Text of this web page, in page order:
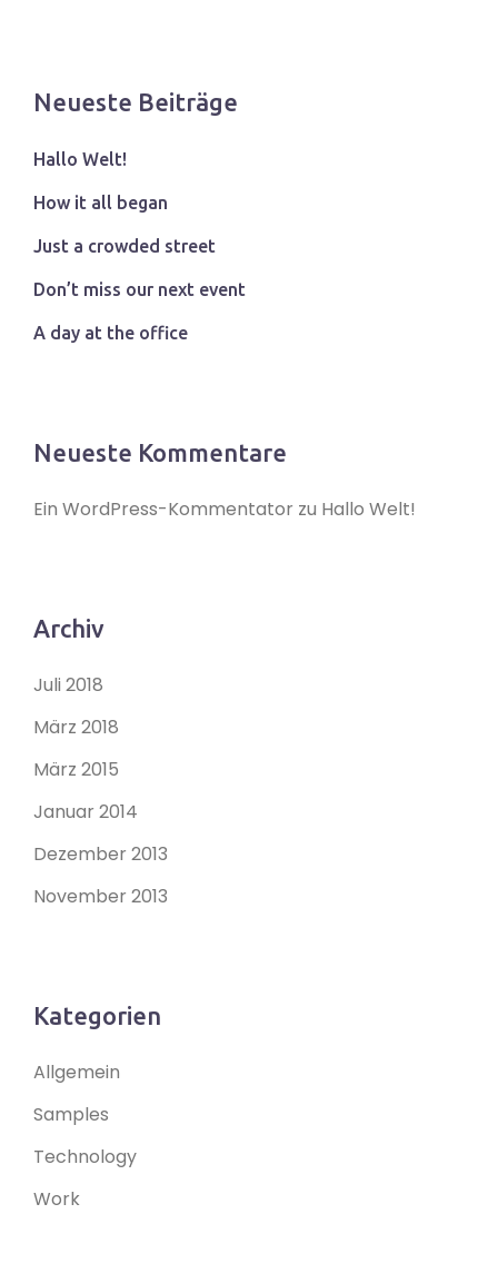
Neueste Beiträge
Hallo Welt!
How it all began
Just a crowded street
Don’t miss our next event
A day at the office
Neueste Kommentare
Ein WordPress-Kommentator zu Hallo Welt!
Archiv
Juli 2018
März 2018
März 2015
Januar 2014
Dezember 2013
November 2013
Kategorien
Allgemein
Samples
Technology
Work